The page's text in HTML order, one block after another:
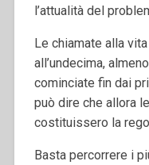
l’attualità del
Le chiamate alla
all’undecima,
cominciate fin dai
può dire che allora
costituissero la
Basta percorrere i